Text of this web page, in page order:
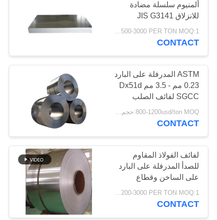
لفائف الفولاذ المقاوم
للصدأ
68
قطاع الفولاذ المقاوم
للصدأ
36
41
ألمنيوم سلسلة مضادة
للانزلاق JIS G3141
CONTACT
ASTM المدرفلة على البارد
0.23 مم - 3.5 مم Dx51d
SGCC لفائف الصلب
المجلفن
800-1200usd/ton MOQ:حجم المواد arrording
CONTACT
لفائف الفولاذ المقاوم
للصدأ المدرفلة على البارد
على الساخن وقطاع
الدرجة
201202304316410430
USD1200-3000 PER TON MOQ:1 طن
CONTACT